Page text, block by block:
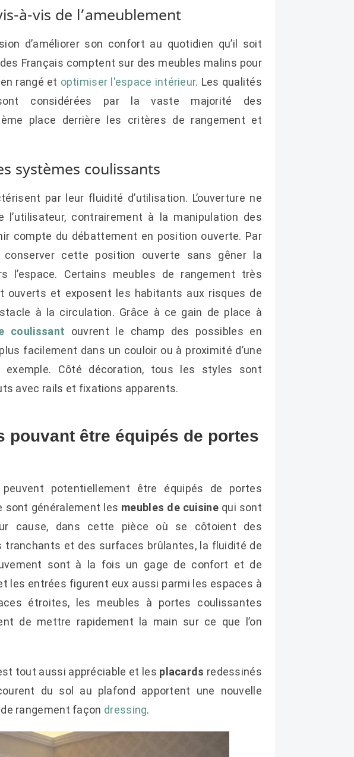
à-vis de l’ameublement
d’améliorer son confort au quotidien qu’il soit
Français comptent sur des meubles malins pour
rangé et optimiser l'espace intérieur. Les qualités
considérées par la vaste majorité des
place derrière les critères de rangement et
systèmes coulissants
par leur fluidité d’utilisation. L’ouverture ne
contrairement à la manipulation des
compte du débattement en position ouverte. Par
cette position ouverte sans gêner la
l’espace. Certains meubles de rangement très
ouverts et exposent les habitants aux risques de
à la circulation. Grâce à ce gain de place à
coulissant ouvrent le champ des possibles en
facilement dans un couloir ou à proximité d’une
Côté décoration, tous les styles sont
avec rails et fixations apparents.
pouvant être équipés de portes
potentiellement être équipés de portes
sont généralement les meubles de cuisinequi sont
cause, dans cette pièce où se côtoient des
et des surfaces brûlantes, la fluidité de
sont à la fois un gage de confort et de
les entrées figurent eux aussi parmi les espaces à
étroites, les meubles à portes coulissantes
de mettre rapidement la main sur ce que l’on
tout aussi appréciable et les placards redessinés
du sol au plafond apportent une nouvelle
rangement façon dressing.